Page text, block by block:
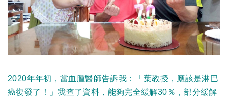
2020年年初，當血腫醫師告訴我：「葉教授，應該是淋巴
癌復發了！」我查了資料，能夠完全緩解30％，部分緩解